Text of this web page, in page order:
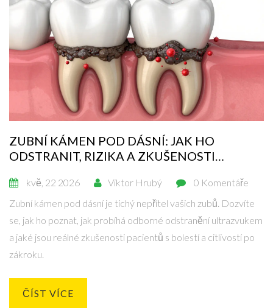
ZUBNÍ KÁMEN POD DÁSNÍ: JAK HO
ODSTRANIT, RIZIKA A ZKUŠENOSTI
kvě, 22 2026 Viktor Hrubý
0 Komentáře
Zubní kámen pod dásní je tichý nepřítel vašich zubů. Dozvíte
se, jak ho poznat, jak probíhá odborné odstranění ultrazvukem
a jaké jsou reálné zkušenosti pacientů s bolestí a citlivostí po
zákroku.
ČÍST VÍCE